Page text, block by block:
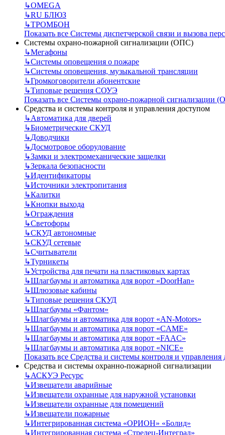
↳OMEGA
↳RU БЛЮЗ
↳ТРОМБОН
Показать все Системы диспетчерской связи и вызова
Системы охрано-пожарной сигнализации (ОПС)
↳Мегафоны
↳Системы оповещения о пожаре
↳Системы оповещения, музыкальной трансляции
↳Громкоговорители абонентские
↳Типовые решения СОУЭ
Показать все Системы охрано-пожарной сигнализации
Средства и системы контроля и управления доступом
↳Автоматика для дверей
↳Биометрические СКУД
↳Доводчики
↳Досмотровое оборудование
↳Замки и электромеханические защелки
↳Зеркала безопасности
↳Идентификаторы
↳Источники электропитания
↳Калитки
↳Кнопки выхода
↳Ограждения
↳Светофоры
↳СКУД автономные
↳СКУД сетевые
↳Считыватели
↳Турникеты
↳Устройства для печати на пластиковых картах
↳Шлагбаумы и автоматика для ворот «DoorHan»
↳Шлюзовые кабины
↳Типовые решения СКУД
↳Шлагбаумы «Фантом»
↳Шлагбаумы и автоматика для ворот «AN-Motors»
↳Шлагбаумы и автоматика для ворот «CAME»
↳Шлагбаумы и автоматика для ворот «FAAC»
↳Шлагбаумы и автоматика для ворот «NICE»
Показать все Средства и системы контроля и управления
Средства и системы охранно-пожарной сигнализации
↳АСКУЭ Ресурс
↳Извещатели аварийные
↳Извещатели охранные для наружной установки
↳Извещатели охранные для помещений
↳Извещатели пожарные
↳Интегрированная система «ОРИОН» «Болид»
↳Интегрированная система «Стрелец-Интеграл»